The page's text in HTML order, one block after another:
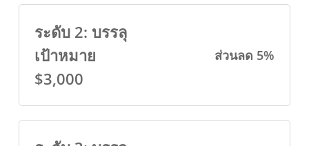
ระดับ 2: บรรลุ
เป้าหมาย
$3,000
ส่วนลด 5%